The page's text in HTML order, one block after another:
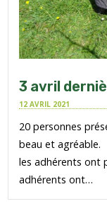
3 avril
12 AVRIL 2021
20 personnes
beau et agréable.
les adhérents ont
adhérents ont…